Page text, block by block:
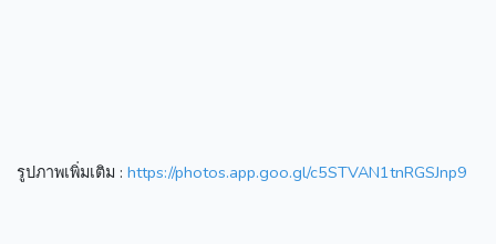
รูปภาพเพิ่มเติม : https://photos.app.goo.gl/c5STVAN1tnRGSJnp9